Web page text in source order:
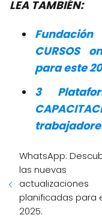
LEA TAMBIÉN:
Fundación
CURSOS
para este
3
WhatsApp:
las nuevas
actualizaciones
planificadas para
2025.